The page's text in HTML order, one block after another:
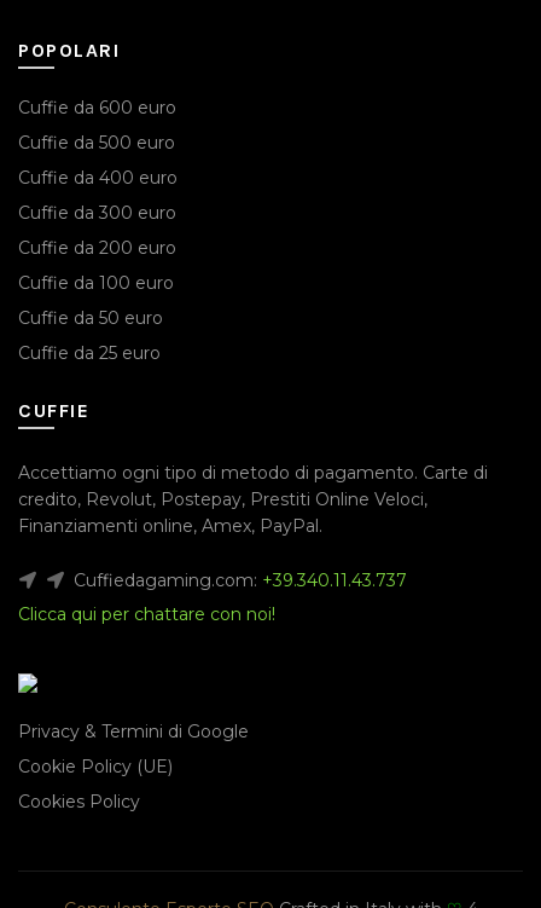
POPOLARI
Cuffie da 600 euro
Cuffie da 500 euro
Cuffie da 400 euro
Cuffie da 300 euro
Cuffie da 200 euro
Cuffie da 100 euro
Cuffie da 50 euro
Cuffie da 25 euro
CUFFIE
Accettiamo ogni tipo di metodo di pagamento. Carte di
credito, Revolut, Postepay, Prestiti Online Veloci,
Finanziamenti online, Amex, PayPal.
Cuffiedagaming.com: +39.340.11.43.737
Clicca qui per chattare con noi!
Privacy & Termini di Google
Cookie Policy (UE)
Cookies Policy